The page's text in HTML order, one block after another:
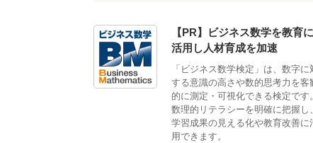
【PR】ビジネス数学を教育に
活用し人材育成を加速
「ビジネス数学検定」は、数字に
する意識の高さや数的思考力を客
的に測定・可視化できる検定です。
数理的リテラシーを明確に把握し、
学習成果の見える化や教育改善に
用できます。